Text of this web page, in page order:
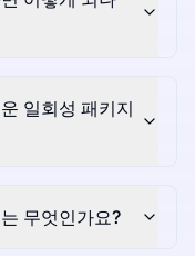
일회성 패키지
무엇인가요?